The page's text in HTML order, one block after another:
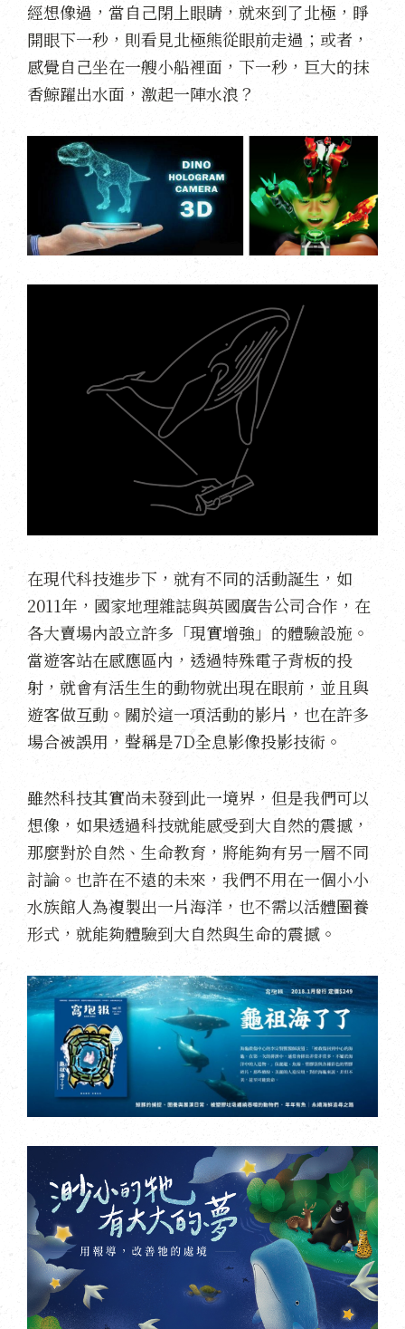
經想像過，當自己閉上眼睛，就來到了北極，睜
開眼下一秒，則看見北極熊從眼前走過；或者，
感覺自己坐在一艘小船裡面，下一秒，巨大的抹
香鯨躍出水面，激起一陣水浪？
在現代科技進步下，就有不同的活動誕生，如
2011年，國家地理雜誌與英國廣告公司合作，在
各大賣場內設立許多「現實增強」的體驗設施。
當遊客站在感應區內，透過特殊電子背板的投
射，就會有活生生的動物就出現在眼前，並且與
遊客做互動。關於這一項活動的影片，也在許多
場合被誤用，聲稱是7D全息影像投影技術。
雖然科技其實尚未發到此一境界，但是我們可以
想像，如果透過科技就能感受到大自然的震撼，
那麼對於自然、生命教育，將能夠有另一層不同
討論。也許在不遠的未來，我們不用在一個小小
水族館人為複製出一片海洋，也不需以活體圈養
形式，就能夠體驗到大自然與生命的震撼。